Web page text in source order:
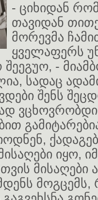
- ციხიდან
თავიდან
მორევმა
ყველაფერს
-
სადაც
შენს
იყო,
მისაღები
მოგცემს,